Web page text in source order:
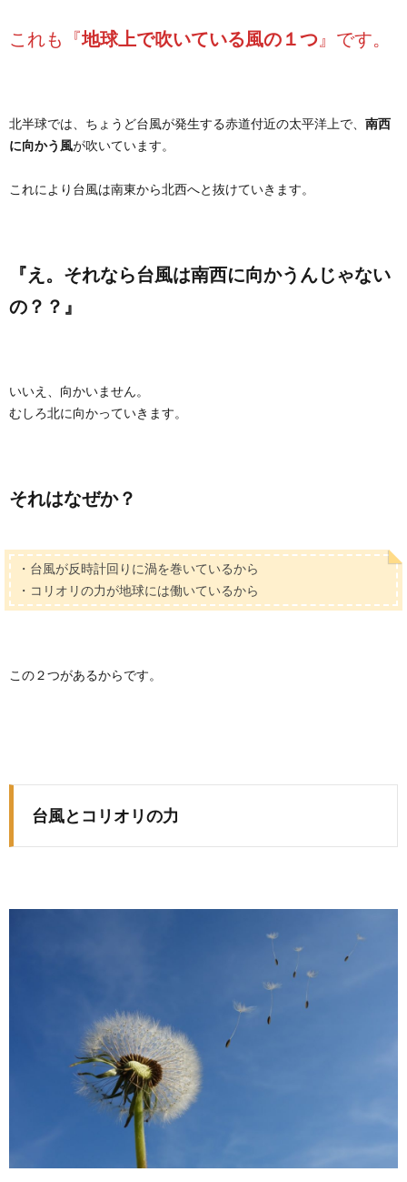
これも『地球上で吹いている風の１つ 』です。
北半球では、ちょうど台風が発生する赤道付近の太平洋上で、 南西
に向かう風が吹いています。
これにより台風は南東から北西へと抜けていきます。
『え。それなら台風は南西に向かうんじゃない
の？？』
いいえ、向かいません。
むしろ北に向かっていきます。
それはなぜか？
・台風が反時計回りに渦を巻いているから
・コリオリの力が地球には働いているから
この２つがあるからです。
台風とコリオリの力